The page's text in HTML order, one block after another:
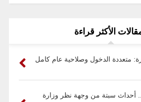
الأكثر قراءة
متعددة الدخول وصلاحية عام كامل
أحداث سبتة من وجهة نظر وزارة